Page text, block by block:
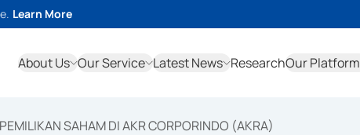
Learn More
About Us Our Service Latest News ResearchOur Platform
SAHAM DI AKR CORPORINDO (AKRA)